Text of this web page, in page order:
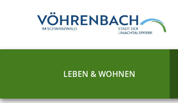
LEBEN & WOHNEN